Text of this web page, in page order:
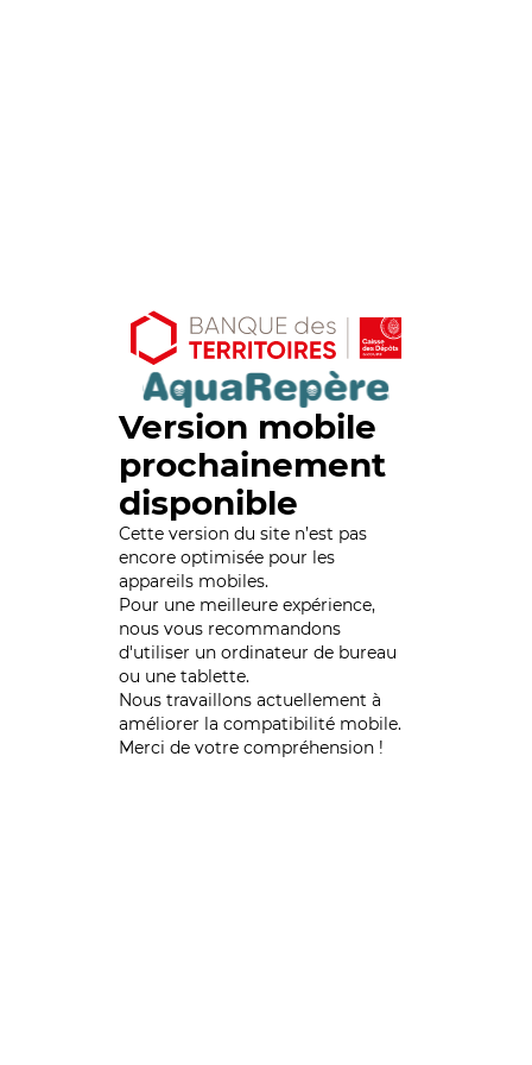
Version mobile
prochainement
disponible
Cette version du site n’est pas
encore optimisée pour les
appareils mobiles.
Pour une meilleure expérience,
nous vous recommandons
d'utiliser un ordinateur de bureau
ou une tablette.
Nous travaillons actuellement à
améliorer la compatibilité mobile.
Merci de votre compréhension !